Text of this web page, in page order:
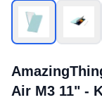
Air M3 11" -